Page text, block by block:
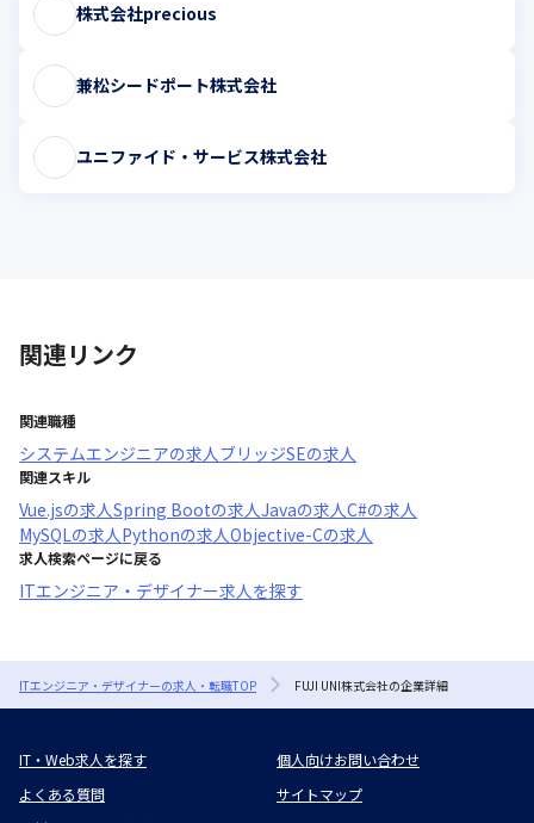
株式会社precious
兼松シードポート株式会社
ユニファイド・サービス株式会社
関連リンク
関連職種
システムエンジニアの求人 ブリッジSEの求人
関連スキル
Vue.jsの求人Spring Bootの求人Javaの求人C#の求人
MySQLの求人 Pythonの求人Objective-Cの求人
求人検索ページに戻る
ITエンジニア・デザイナー求人を探す
ITエンジニア・デザイナーの求人・転職TOP FUJI UNI株式会社の企業詳細
IT・Web求人を探す
個人向けお問い合わせ
よくある質問
サイトマップ